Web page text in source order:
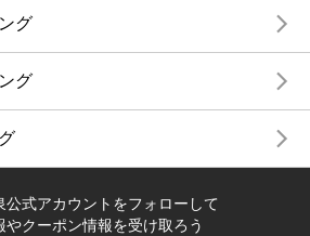
グ
グ
公式アカウントをフォローして
やクーポン情報を受け取ろう